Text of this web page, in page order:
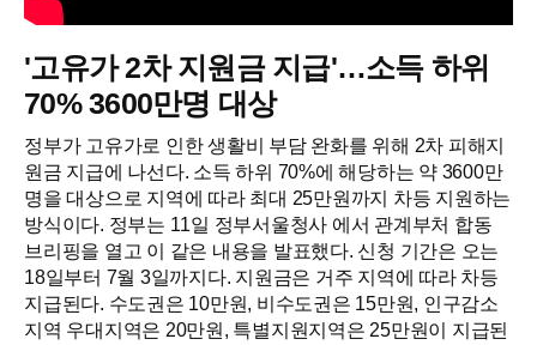
'고유가 2차 지원금 지급'…소득 하위
70% 3600만명 대상
정부가 고유가로 인한 생활비 부담 완화를 위해 2차 피해지
원금 지급에 나선다. 소득 하위 70%에 해당하는 약 3600만
명을 대상으로 지역에 따라 최대 25만원까지 차등 지원하는
방식이다. 정부는 11일 정부서울청사 에서 관계부처 합동
브리핑을 열고 이 같은 내용을 발표했다. 신청 기간은 오는
18일부터 7월 3일까지다. 지원금은 거주 지역에 따라 차등
지급된다. 수도권은 10만원, 비수도권은 15만원, 인구감소
지역 우대지역은 20만원, 특별지원지역은 25만원이 지급된